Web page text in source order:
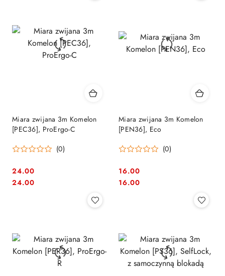
Miara zwijana 3m Komelon
[PEC36], ProErgo-C
(0)
Cena:
24.00
Cena:
24.00
Miara zwijana 3m Komelon
[PEN36], Eco
(0)
Cena:
16.00
Cena:
16.00